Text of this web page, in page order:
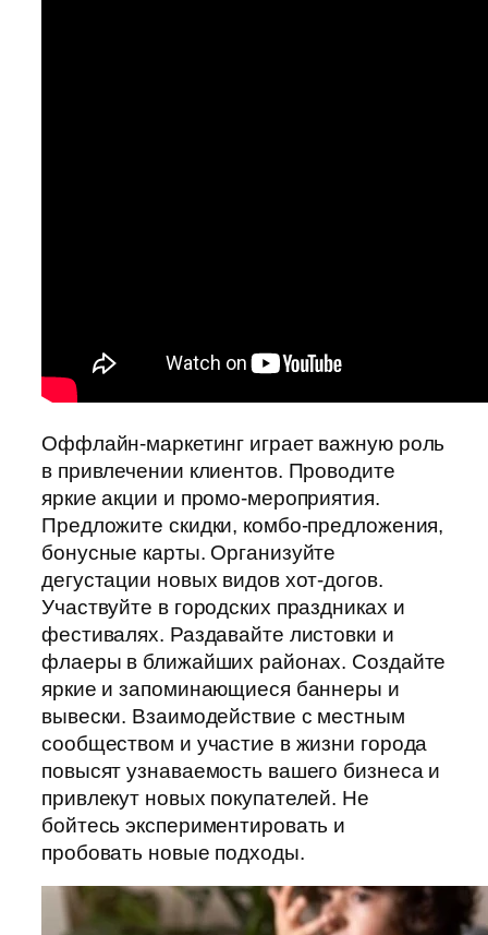
Оффлайн-маркетинг играет важную роль
в привлечении клиентов. Проводите
яркие акции и промо-мероприятия.
Предложите скидки, комбо-предложения,
бонусные карты. Организуйте
дегустации новых видов хот-догов.
Участвуйте в городских праздниках и
фестивалях. Раздавайте листовки и
флаеры в ближайших районах. Создайте
яркие и запоминающиеся баннеры и
вывески. Взаимодействие с местным
сообществом и участие в жизни города
повысят узнаваемость вашего бизнеса и
привлекут новых покупателей. Не
бойтесь экспериментировать и
пробовать новые подходы.